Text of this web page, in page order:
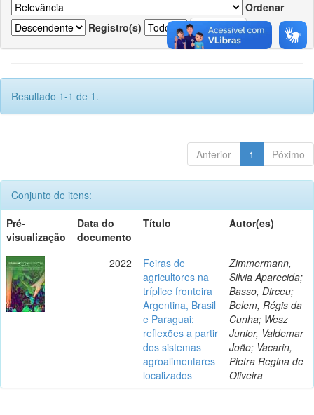
Ordenar
Registro(s)
Resultado 1-1 de 1.
Anterior 1 Póximo
Conjunto de itens:
Pré-
visualização
Data do
documento
Título Autor(es)
2022
Feiras de
agricultores na
tríplice fronteira
Argentina, Brasil
e Paraguai:
reflexões a partir
dos sistemas
agroalimentares
localizados
Zimmermann,
Silvia Aparecida;
Basso, Dirceu;
Belem, Régis da
Cunha; Wesz
Junior, Valdemar
João; Vacarin,
Pietra Regina de
Oliveira